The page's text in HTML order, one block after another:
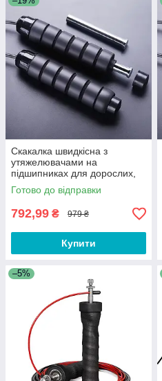
Скакалка швидкісна з
утяжелювачами на
підшипниках для дорослих,
фітнесу, кросфіту, схуднення,
спорту ZZZ5BG
Готово до відправки
792,99 ₴ 979 ₴
Купити
–5%